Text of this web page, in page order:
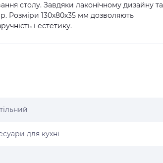
столу. Завдяки лаконічному дизайну та
Розміри 130х80х35 мм дозволяють
і естетику.
для кухні